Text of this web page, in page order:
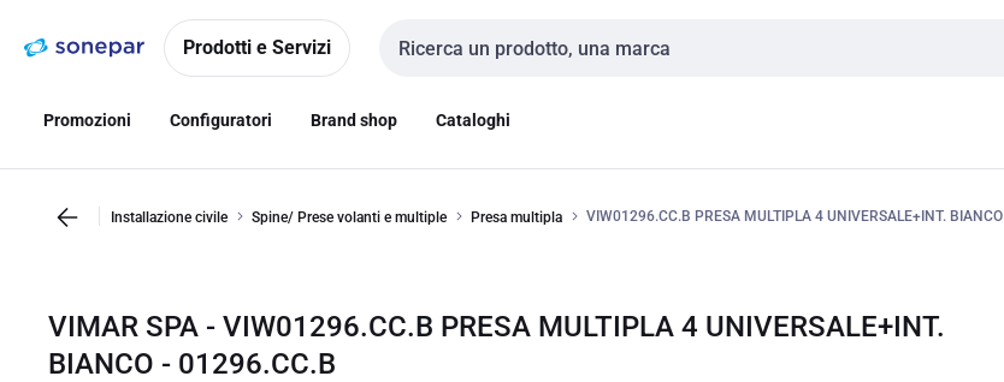
navigazionealla
Prodotti e Servizi
Cerca input
Promozioni Configuratori Brand shop Cataloghi
Installazione civile Spine/ Prese volanti e multiple Presa multipla VIW01296.CC.B PRESA MULTIPLA 4 UNIVERSALE+INT. BIANCO
VIMAR SPA - VIW01296.CC.B PRESA MULTIPLA 4 UNIVERSALE+INT.
BIANCO - 01296.CC.B